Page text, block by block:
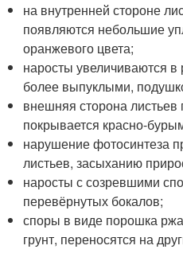
на внутренней стороне
появляются небольшие
оранжевого цвета;
наросты увеличиваются в
более выпуклыми,
внешняя сторона листьев
покрывается красно-
нарушение фотосинтеза
листьев, засыханию
наросты с созревшими
перевёрнутых бокалов;
споры в виде порошка
грунт, переносятся на